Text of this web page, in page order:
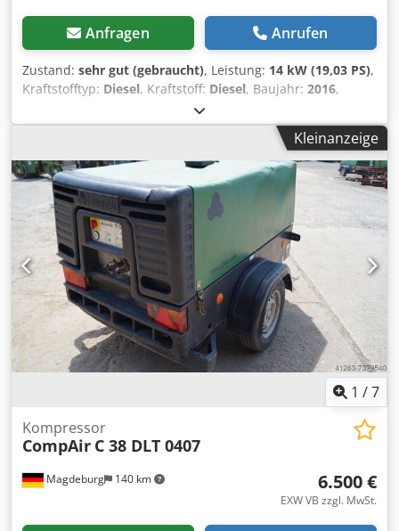
Anfragen Anrufen
Zustand: sehr gut (gebraucht), Leistung: 14 kW (19,03 PS),
Kraftstofftyp: Diesel, Kraftstoff: Diesel, Baujahr: 2016,
, ARBEIT PRIMA KUBOTA 3 ZYL
MOTOR 7BAR Dodpew Ih N Uofx Ahgjkr Durchfuhr
Kapazität: 3600 l/m = Weitere Informationen = Baujahr:
2016 Verwendungszweck: Bauwesen Durchsatz: 3.600 l/m
Technischer Zustand: sehr gut Optischer Zustand: sehr gut
Seriennummer: WKA0N0500G5744803 Wenden Sie sich an
Thierry Leemans, um weitere Informationen zu erhalten.
Kleinanzeige
1 /7
Magdeburg 140 km
Kompressor
CompAir C 38 DLT 0407
6.500 €
EXW VB zzgl. MwSt.